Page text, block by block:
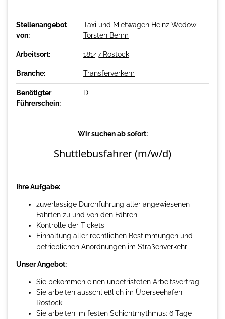
Stellenangebot
von:
Taxi und Mietwagen Heinz Wedow
Torsten Behm
Arbeitsort: 18147 Rostock
Branche: Transferverkehr
Benötigter
Führerschein:
D
Wir suchen ab sofort:
Shuttlebusfahrer (m/w/d)
Ihre Aufgabe:
zuverlässige Durchführung aller angewiesenen
Fahrten zu und von den Fähren
Kontrolle der Tickets
Einhaltung aller rechtlichen Bestimmungen und
betrieblichen Anordnungen im Straßenverkehr
Unser Angebot:
Sie bekommen einen unbefristeten Arbeitsvertrag
Sie arbeiten ausschließlich im Überseehafen
Rostock
Sie arbeiten im festen Schichtrhythmus: 6 Tage